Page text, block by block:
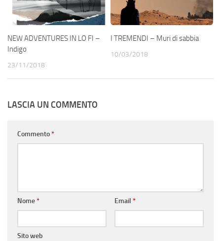
NEW ADVENTURES IN LO FI –
Indigo
23/11/2018
I TREMENDI – Muri di sabbia
10/03/2018
LASCIA UN COMMENTO
Commento*
Nome* Email *
Sito web